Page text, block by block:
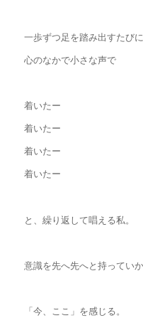
一歩ずつ足を踏み出すたびに
心のなかで小さな声で
着いたー
着いたー
着いたー
着いたー
と、繰り返して唱える私。
意識を先へ先へと持っていか
「今、ここ」を感じる。